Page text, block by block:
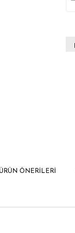
ÖNERILERI